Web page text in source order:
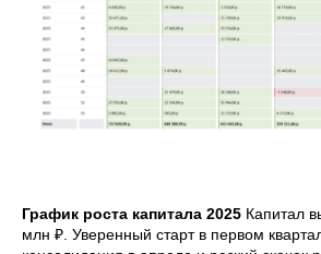
График роста капитала 2025 Капитал
млн ₽. Уверенный старт в первом